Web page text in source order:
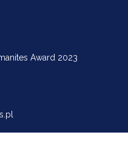
Award 2023